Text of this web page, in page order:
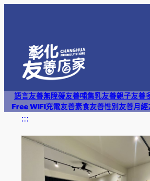
語言友善無障礙友善哺集乳友善親子友善
Free WIFI充電友善素食友善性別友善月經
:::